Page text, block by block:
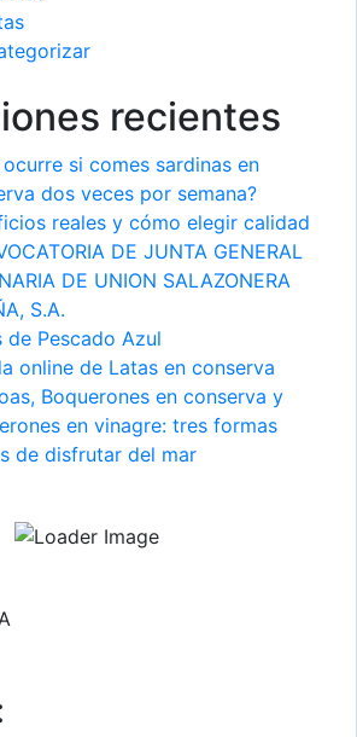
recientes
ocurre si comes sardinas en
dos veces por semana?
reales y cómo elegir calidad
DE JUNTA GENERAL
DE UNION SALAZONERA
S.A.
de Pescado Azul
online de Latas en conserva
Boquerones en conserva y
en vinagre: tres formas
de disfrutar del mar